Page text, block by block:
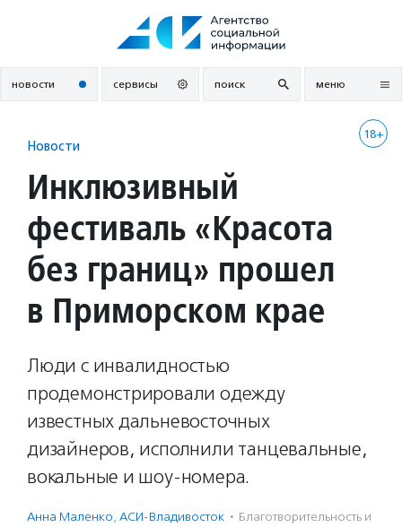
новости сервисы поиск меню
18+
Новости
Инклюзивный
фестиваль «Красота
без границ» прошел
в Приморском крае
Люди с инвалидностью
продемонстрировали одежду
известных дальневосточных
дизайнеров, исполнили танцевальные,
вокальные и шоу-номера.
Анна Маленко, АСИ-Владивосток · Благотвори­тель­ность и